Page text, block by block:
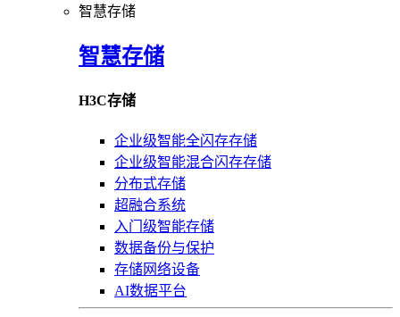
智慧存储
智慧存储
H3C存储
企业级智能全闪存存储
企业级智能混合闪存存储
分布式存储
超融合系统
入门级智能存储
数据备份与保护
存储网络设备
AI数据平台